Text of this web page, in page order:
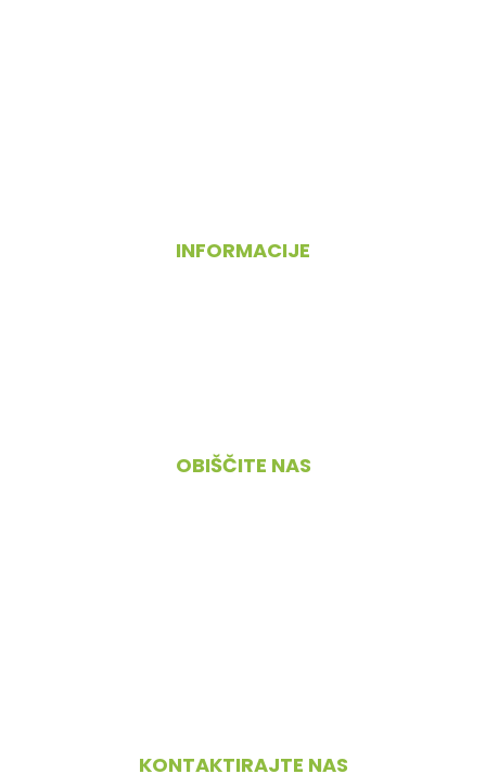
INFORMACIJE
OBIŠČITE NAS
KONTAKTIRAJTE NAS